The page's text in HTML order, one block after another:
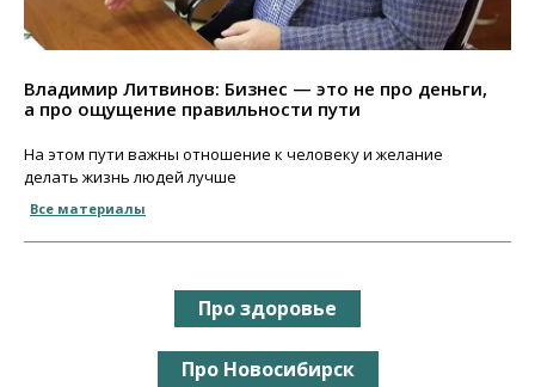
Владимир Литвинов: Бизнес — это не про деньги,
а про ощущение правильности пути
На этом пути важны отношение к человеку и желание
делать жизнь людей лучше
Все материалы
Про здоровье
Про Новосибирск